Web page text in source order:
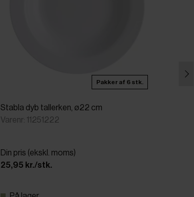
Pakker af 6 stk.
Stabla dyb tallerken, ø22 cm
Varenr: 11251222
Din pris (ekskl. moms)
25,95 kr./stk.